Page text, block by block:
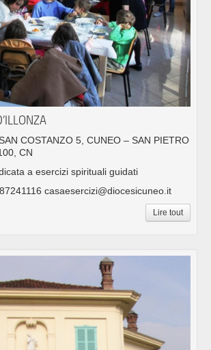
COSTANZO 5, CUNEO – SAN PIETRO
CN
a esercizi spirituali guidati
casaesercizi@diocesicuneo.it
Lire tout